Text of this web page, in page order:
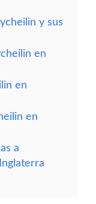
y sus
en
en
en
a